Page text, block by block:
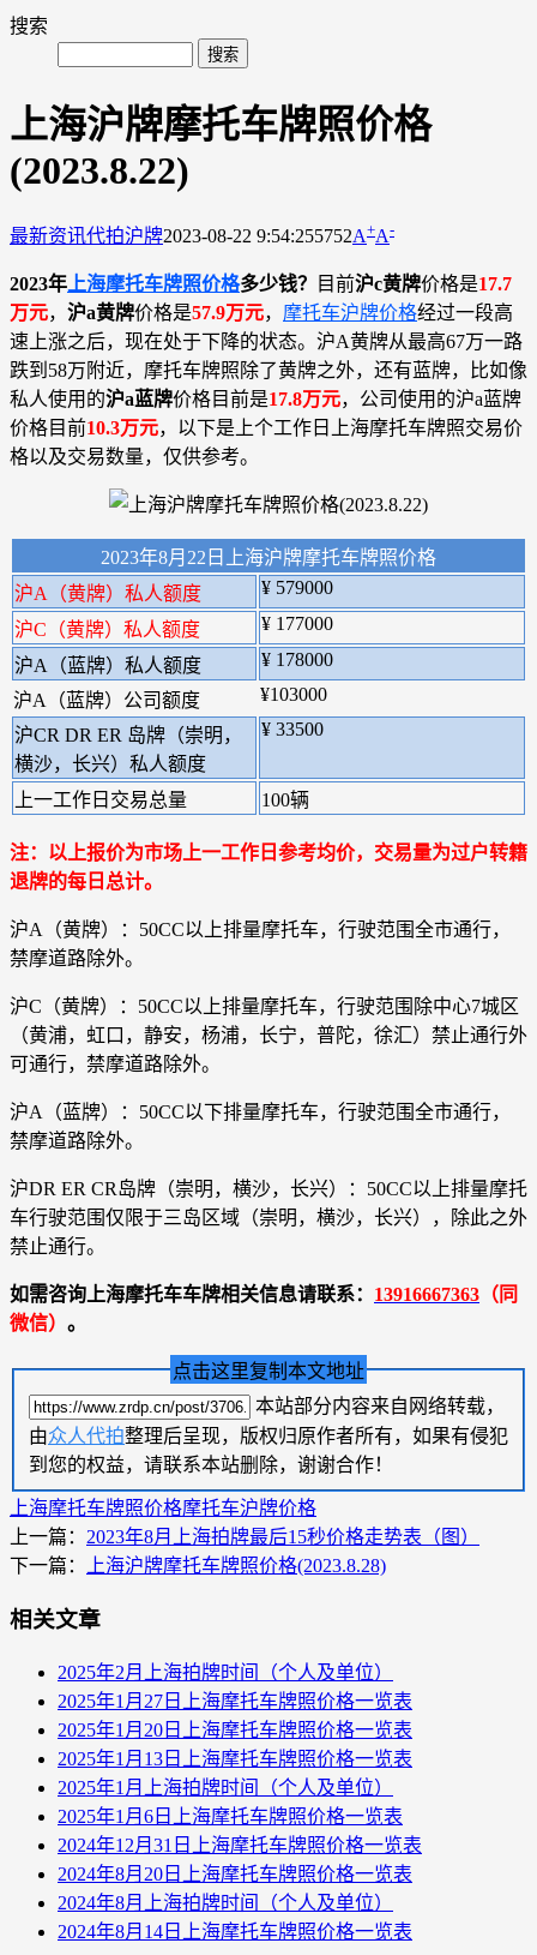
搜索
上海沪牌摩托车牌照价格
(2023.8.22)
最新资讯代拍沪牌2023-08-22 9:54:255752A+A-
2023年 上海摩托车牌照价格多少钱？ 目前沪c黄牌价格是17.7
万元， 沪a黄牌价格是57.9万元， 摩托车沪牌价格经过一段高
速上涨之后，现在处于下降的状态。沪A黄牌从最高67万一路
跌到58万附近，摩托车牌照除了黄牌之外，还有蓝牌，比如像
私人使用的沪a蓝牌价格目前是17.8万元，公司使用的沪a蓝牌
价格目前10.3万元，以下是上个工作日上海摩托车牌照交易价
格以及交易数量，仅供参考。
2023年8月22日上海沪牌摩托车牌照价格
沪A（黄牌）私人额度
¥ 579000
沪C（黄牌）私人额度 ¥ 177000
沪A（蓝牌）私人额度
¥ 178000
沪A（蓝牌）公司额度
¥103000
沪CR DR ER 岛牌（崇明，
横沙，长兴）私人额度
¥ 33500
上一工作日交易总量 100辆
注：以上报价为市场上一工作日参考均价，交易量为过户转籍
退牌的每日总计。
沪A（黄牌）：50CC以上排量摩托车，行驶范围全市通行，
禁摩道路除外。
沪C（黄牌）：50CC以上排量摩托车，行驶范围除中心7城区
（黄浦，虹口，静安，杨浦，长宁，普陀，徐汇）禁止通行外
可通行，禁摩道路除外。
沪A（蓝牌）：50CC以下排量摩托车，行驶范围全市通行，
禁摩道路除外。
沪DR ER CR岛牌（崇明，横沙，长兴）：50CC以上排量摩托
车行驶范围仅限于三岛区域（崇明，横沙，长兴），除此之外
禁止通行。
如需咨询上海摩托车车牌相关信息请联系： 13916667363 （同
微信） 。
点击这里复制本文地址
本站部分内容来自网络转载，
由众人代拍整理后呈现，版权归原作者所有，如果有侵犯
到您的权益，请联系本站删除，谢谢合作！
上海摩托车牌照价格摩托车沪牌价格
上一篇： 2023年8月上海拍牌最后15秒价格走势表（图）
下一篇： 上海沪牌摩托车牌照价格(2023.8.28)
相关文章
2025年2月上海拍牌时间（个人及单位）
2025年1月27日上海摩托车牌照价格一览表
2025年1月20日上海摩托车牌照价格一览表
2025年1月13日上海摩托车牌照价格一览表
2025年1月上海拍牌时间（个人及单位）
2025年1月6日上海摩托车牌照价格一览表
2024年12月31日上海摩托车牌照价格一览表
2024年8月20日上海摩托车牌照价格一览表
2024年8月上海拍牌时间（个人及单位）
2024年8月14日上海摩托车牌照价格一览表